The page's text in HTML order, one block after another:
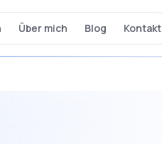
Über mich Blog Kontakt